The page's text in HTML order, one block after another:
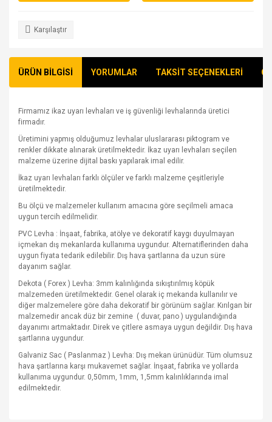
Karşılaştır
ÜRÜN BİLGİSİ YORUMLAR TAKSİT SEÇENEKLERİ
Firmamız ikaz uyarı levhaları ve iş güvenliği levhalarında üretici
firmadır.
Üretimini yapmış olduğumuz levhalar uluslararası piktogram ve
renkler dikkate alınarak üretilmektedir. İkaz uyarı levhaları seçilen
malzeme üzerine dijital baskı yapılarak imal edilir.
İkaz uyarı levhaları farklı ölçüler ve farklı malzeme çeşitleriyle
üretilmektedir.
Bu ölçü ve malzemeler kullanım amacına göre seçilmeli amaca
uygun tercih edilmelidir.
PVC Levha : İnşaat, fabrika, atölye ve dekoratif kaygı duyulmayan
içmekan dış mekanlarda kullanıma uygundur. Alternatiflerinden daha
uygun fiyata tedarik edilebilir. Dış hava şartlarına da uzun süre
dayanım sağlar.
Dekota ( Forex ) Levha: 3mm kalınlığında sıkıştırılmış köpük
malzemeden üretilmektedir. Genel olarak iç mekanda kullanılır ve
diğer malzemelere göre daha dekoratif bir görünüm sağlar. Kırılgan bir
malzemedir ancak düz bir zemine ( duvar, pano ) uygulandığında
dayanımı artmaktadır. Direk ve çitlere asmaya uygun değildir. Dış hava
şartlarına uygundur.
Galvaniz Sac ( Paslanmaz ) Levha: Dış mekan ürünüdür. Tüm olumsuz
hava şartlarına karşı mukavemet sağlar. İnşaat, fabrika ve yollarda
kullanıma uygundur. 0,50mm, 1mm, 1,5mm kalınlıklarında imal
edilmektedir.